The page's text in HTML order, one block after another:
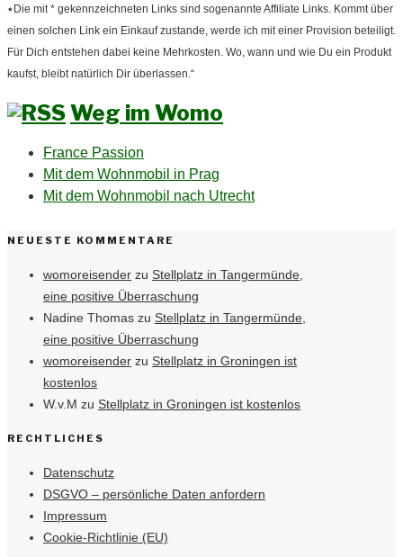
٭Die mit * gekennzeichneten Links sind sogenannte Affiliate Links. Kommt über
einen solchen Link ein Einkauf zustande, werde ich mit einer Provision beteiligt.
Für Dich entstehen dabei keine Mehrkosten. Wo, wann und wie Du ein Produkt
kaufst, bleibt natürlich Dir überlassen.“
Weg im Womo
France Passion
Mit dem Wohnmobil in Prag
Mit dem Wohnmobil nach Utrecht
NEUESTE KOMMENTARE
womoreisender zu Stellplatz in Tangermünde,
eine positive Überraschung
Nadine Thomas zu Stellplatz in Tangermünde,
eine positive Überraschung
womoreisender zu Stellplatz in Groningen ist
kostenlos
W.v.M zu Stellplatz in Groningen ist kostenlos
RECHTLICHES
Datenschutz
DSGVO – persönliche Daten anfordern
Impressum
Cookie-Richtlinie (EU)